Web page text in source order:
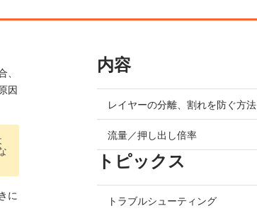
因
に
内容
レイヤーの分離、割れを防ぐ方法
流量／押し出し倍率
トピックス
トラブルシューティング